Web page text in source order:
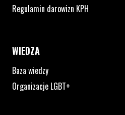
Regulamin darowizn KPH
WIEDZA
Baza wiedzy
Organizacje LGBT+